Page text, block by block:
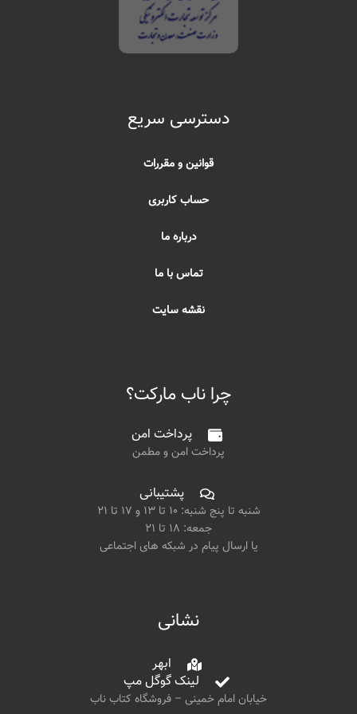
دسترسی سریع
قوانین و مقررات
حساب کاربری
درباره ما
تماس با ما
نقشه سایت
چرا ناب مارکت؟
پرداخت امن
پرداخت امن و مطمن
پشتیبانی
شنبه تا پنج شنبه: ۱۰ تا ۱۳ و ۱۷ تا ۲۱
جمعه: ۱۸ تا ۲۱
یا ارسال پیام در شبکه های اجتماعی
نشانی
ابهر
لینک گوگل مپ
خیابان امام خمینی – فروشگاه کتاب ناب